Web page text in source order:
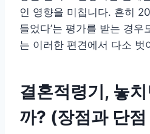
인 영향을 미칩니다. 흔히
들었다’는 평가를 받는 경
는 이러한 편견에서 다소 벗
결혼적령기, 놓
까? (장점과 단